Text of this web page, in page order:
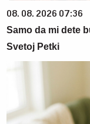
08. 08. 2026 07:36
Samo da mi dete
Svetoj Petki